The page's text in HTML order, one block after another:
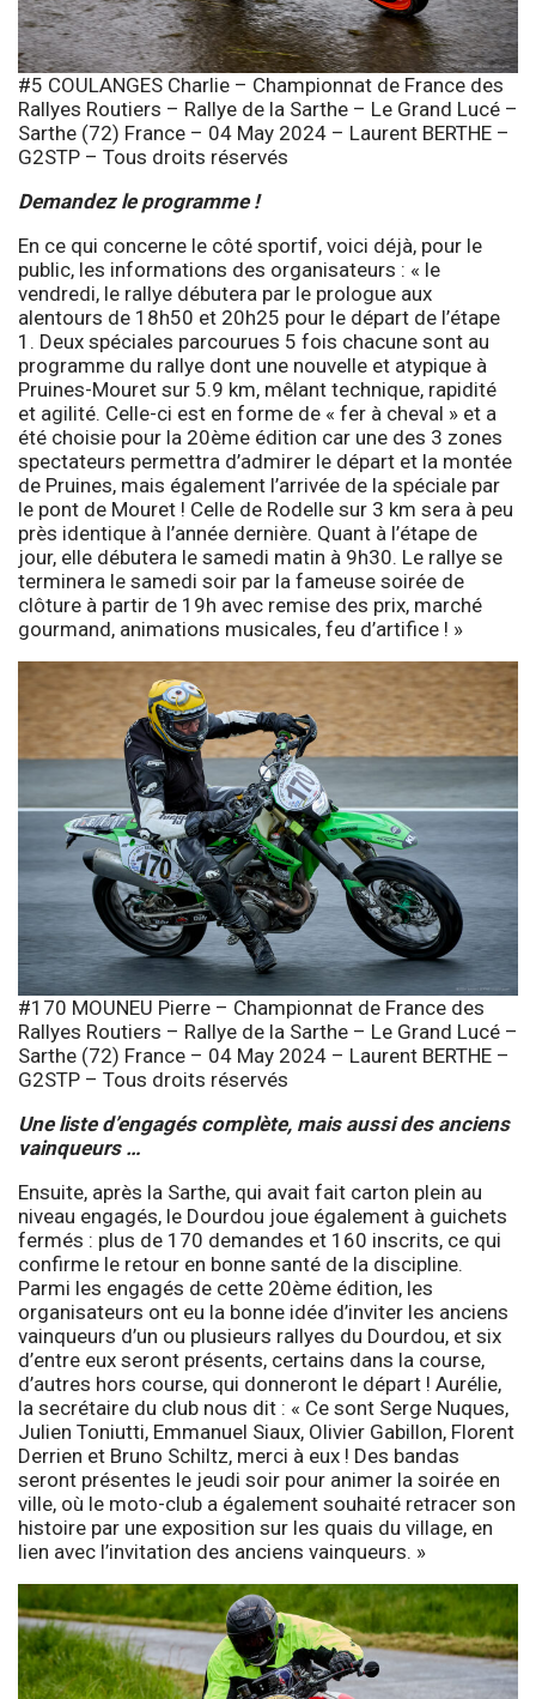
#5 COULANGES Charlie – Championnat de France des
Rallyes Routiers – Rallye de la Sarthe – Le Grand Lucé –
Sarthe (72) France – 04 May 2024 – Laurent BERTHE –
G2STP – Tous droits réservés
Demandez le programme !
En ce qui concerne le côté sportif, voici déjà, pour le
public, les informations des organisateurs : « le
vendredi, le rallye débutera par le prologue aux
alentours de 18h50 et 20h25 pour le départ de l’étape
1. Deux spéciales parcourues 5 fois chacune sont au
programme du rallye dont une nouvelle et atypique à
Pruines-Mouret sur 5.9 km, mêlant technique, rapidité
et agilité. Celle-ci est en forme de « fer à cheval » et a
été choisie pour la 20ème édition car une des 3 zones
spectateurs permettra d’admirer le départ et la montée
de Pruines, mais également l’arrivée de la spéciale par
le pont de Mouret ! Celle de Rodelle sur 3 km sera à peu
près identique à l’année dernière. Quant à l’étape de
jour, elle débutera le samedi matin à 9h30. Le rallye se
terminera le samedi soir par la fameuse soirée de
clôture à partir de 19h avec remise des prix, marché
gourmand, animations musicales, feu d’artifice ! »
#170 MOUNEU Pierre – Championnat de France des
Rallyes Routiers – Rallye de la Sarthe – Le Grand Lucé –
Sarthe (72) France – 04 May 2024 – Laurent BERTHE –
G2STP – Tous droits réservés
Une liste d’engagés complète, mais aussi des anciens
vainqueurs …
Ensuite, après la Sarthe, qui avait fait carton plein au
niveau engagés, le Dourdou joue également à guichets
fermés : plus de 170 demandes et 160 inscrits, ce qui
confirme le retour en bonne santé de la discipline.
Parmi les engagés de cette 20ème édition, les
organisateurs ont eu la bonne idée d’inviter les anciens
vainqueurs d’un ou plusieurs rallyes du Dourdou, et six
d’entre eux seront présents, certains dans la course,
d’autres hors course, qui donneront le départ ! Aurélie,
la secrétaire du club nous dit : « Ce sont Serge Nuques,
Julien Toniutti, Emmanuel Siaux, Olivier Gabillon, Florent
Derrien et Bruno Schiltz, merci à eux ! Des bandas
seront présentes le jeudi soir pour animer la soirée en
ville, où le moto-club a également souhaité retracer son
histoire par une exposition sur les quais du village, en
lien avec l’invitation des anciens vainqueurs. »